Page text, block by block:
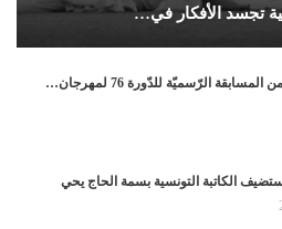
تجسد الأفكار في…
الرّسميّة للدّورة 76 لمهرجان…
الكاتبة التونسية بسمة الحاج يحي